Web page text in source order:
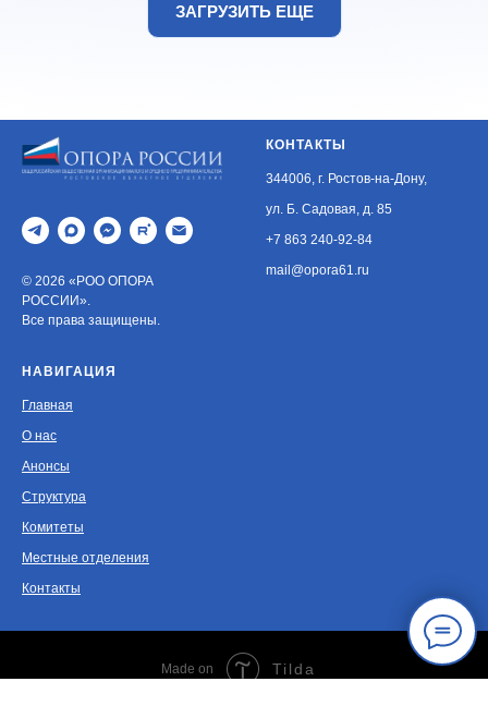
ЗАГРУЗИТЬ ЕЩЕ
© 2026 «РОО ОПОРА
РОССИИ».
Все права защищены.
КОНТАКТЫ
344006, г. Ростов-на-Дону,
ул. Б. Садовая, д. 85
+7 863 240-92-84
mail@opora61.ru
НАВИГАЦИЯ
Главная
О нас
Анонсы
Структура
Комитеты
Местные отделения
Контакты
Made on Tilda